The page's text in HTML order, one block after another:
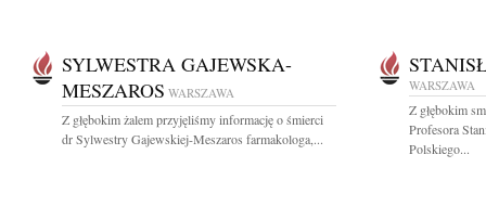
SYLWESTRA GAJEWSKA-
MESZAROS WARSZAWA
Z głębokim żalem przyjęliśmy informację o śmierci
dr Sylwestry Gajewskiej-Meszaros farmakologa,...
WARSZAWA
Z głębokim
Profesora
Polskiego...